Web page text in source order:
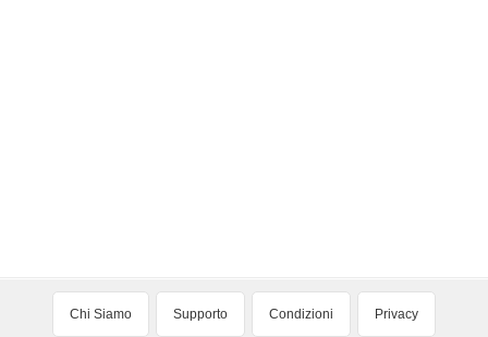
Chi Siamo Supporto Condizioni Privacy